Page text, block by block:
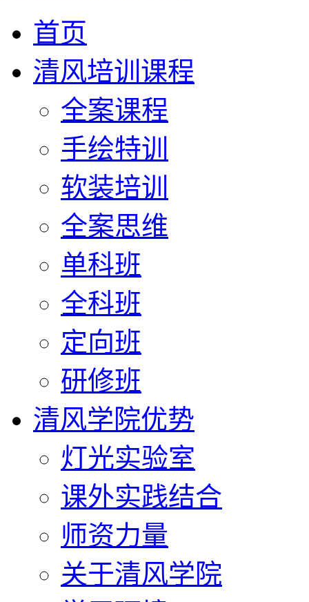
首页
清风培训课程
全案课程
手绘特训
软装培训
全案思维
单科班
全科班
定向班
研修班
清风学院优势
灯光实验室
课外实践结合
师资力量
关于清风学院